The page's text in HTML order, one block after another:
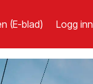
(E-blad) Logg inn